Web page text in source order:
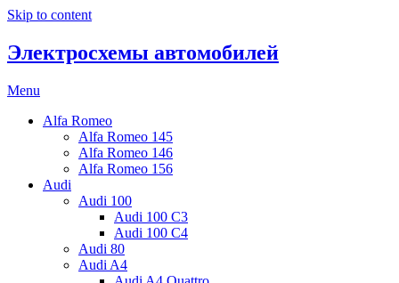
Skip to content
Электросхемы автомобилей
Menu
Alfa Romeo
Alfa Romeo 145
Alfa Romeo 146
Alfa Romeo 156
Audi
Audi 100
Audi 100 C3
Audi 100 C4
Audi 80
Audi A4